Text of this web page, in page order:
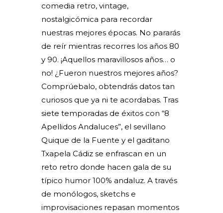
comedia retro, vintage,
nostalgicómica para recordar
nuestras mejores épocas. No pararás
de reír mientras recorres los años 80
y 90. ¡Aquellos maravillosos años… o
no! ¿Fueron nuestros mejores años?
Comprúebalo, obtendrás datos tan
curiosos que ya ni te acordabas. Tras
siete temporadas de éxitos con “8
Apellidos Andaluces”, el sevillano
Quique de la Fuente y el gaditano
Txapela Cádiz se enfrascan en un
reto retro donde hacen gala de su
típico humor 100% andaluz. A través
de monólogos, sketchs e
improvisaciones repasan momentos